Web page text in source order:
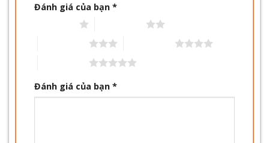
Đánh giá của bạn *
Đánh giá của bạn *